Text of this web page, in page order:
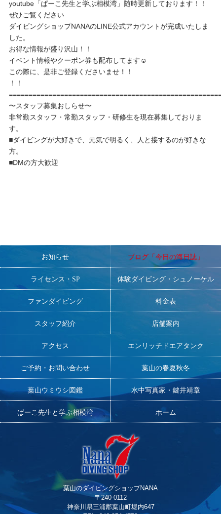
youtube「ぱーこ先生と学ぶ相模湾」随時更新しております！！
ぜひご覧ください
ダイビングショップNANAのLINE公式アカウントが完成いたしま
した。
お得な情報が盛り沢山！！
イベント情報やクーポン券も配布してます☺️
この際に、是非ご登録くださいませ！！
！！
〜スタッフ募集おしらせ〜
非常勤スタッフ・常勤スタッフ・研修生を現在募集しておりま
す。
■ダイビングが大好きで、元気で明るく、人と接するのが好きな
方。
■DMの方大歓迎
お知らせ ブログ「今日の海日誌」
ライセンス・SP 体験ダイビング・シュノーケル
ファンダイビング 料金表
スタッフ紹介 店舗案内
アクセス エンリッチドエアタンク
ご予約・お問い合わせ 葉山の春夏秋冬
葉山ウミウシ図鑑 水中写真家・鍵井靖章
ぱーこ先生と学ぶ相模湾 ホーム
葉山のダイビングショップNANA
〒240-0112
神奈川県三浦郡葉山町堀内647